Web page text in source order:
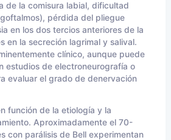
de la comisura labial, dificultad
pérdida del pliegue
en los dos tercios anteriores de la
en la secreción lagrimal y salival.
clínico, aunque puede
estudios de electroneurografía o
evaluar el grado de denervación
función de la etiología y la
Aproximadamente el 70-
con parálisis de Bell experimentan